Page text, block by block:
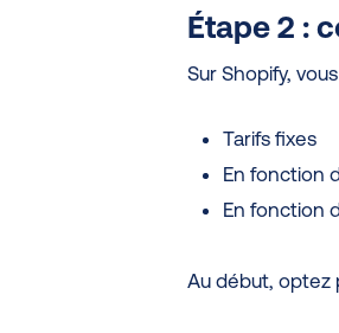
Étape 2 :
Sur Shopify,
Tarifs fixes
En fonction
En fonction
Au début, optez